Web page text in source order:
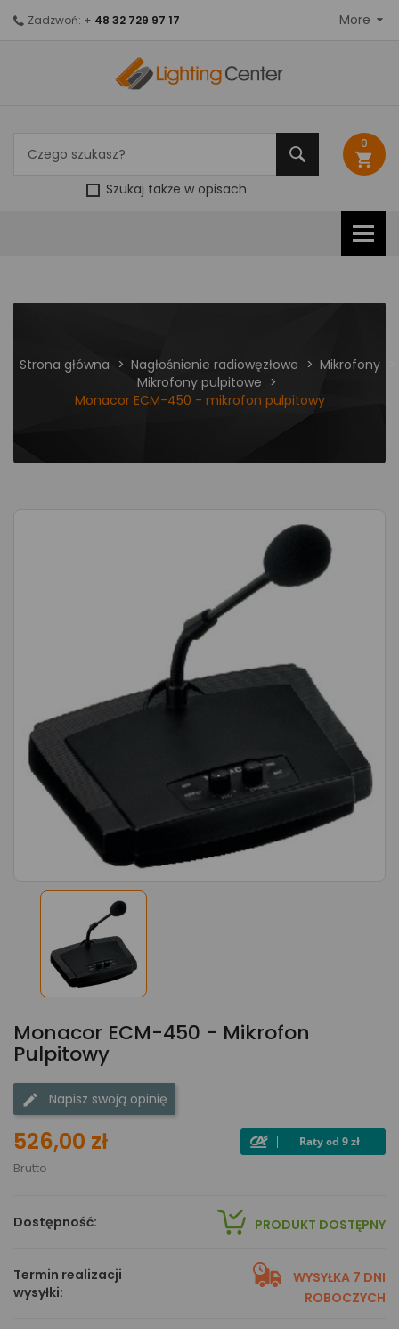
Szukaj także w opisach
0
shopping_cart
Zadzwoń: + 48 32 729 97 17 More
Strona główna Nagłośnienie radiowęzłowe
Mikrofony
Mikrofony pulpitowe
Monacor ECM-450 - mikrofon pulpitowy
Monacor ECM-450 - Mikrofon
Pulpitowy
Napisz swoją opinię
526,00 zł
Brutto
Dostępność: PRODUKT DOSTĘPNY
Termin realizacji
wysyłki:
WYSYŁKA 7 DNI
ROBOCZYCH